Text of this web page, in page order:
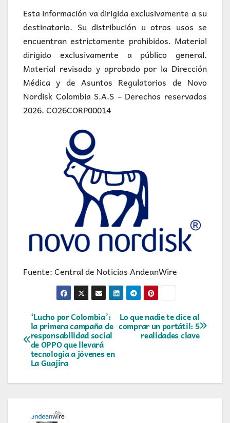
Esta información va dirigida exclusivamente a su
destinatario. Su distribución u otros usos se
encuentran estrictamente prohibidos. Material
dirigido exclusivamente a público general.
Material revisado y aprobado por la Dirección
Médica y de Asuntos Regulatorios de Novo
Nordisk Colombia S.A.S – Derechos reservados
2026. CO26CORP00014
Fuente: Central de Noticias AndeanWire
Navegación
de
entradas
Lo que nadie te dice al
comprar un portátil: 5
realidades clave
‘Lucho por Colombia’:
la primera campaña de
responsabilidad social
de OPPO que llevará
tecnología a jóvenes en
La Guajira